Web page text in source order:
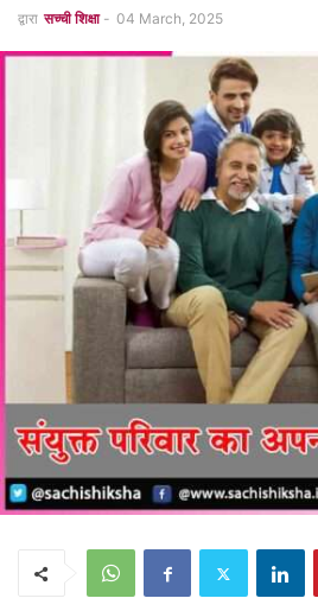
द्वारा सच्ची शिक्षा - 04 March, 2025